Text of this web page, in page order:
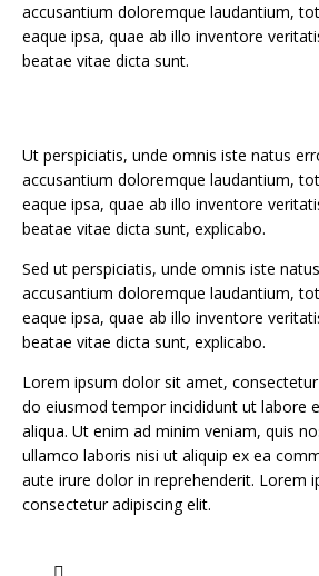
accusantium doloremque laudantium,
eaque ipsa, quae ab illo inventore
beatae vitae dicta sunt.
Ut perspiciatis, unde omnis iste natus
accusantium doloremque laudantium,
eaque ipsa, quae ab illo inventore
beatae vitae dicta sunt, explicabo.
Sed ut perspiciatis, unde omnis iste
accusantium doloremque laudantium,
eaque ipsa, quae ab illo inventore
beatae vitae dicta sunt, explicabo.
Lorem ipsum dolor sit amet,
do eiusmod tempor incididunt ut labore
aliqua. Ut enim ad minim veniam, quis
ullamco laboris nisi ut aliquip ex ea
aute irure dolor in reprehenderit. Lorem
consectetur adipiscing elit.